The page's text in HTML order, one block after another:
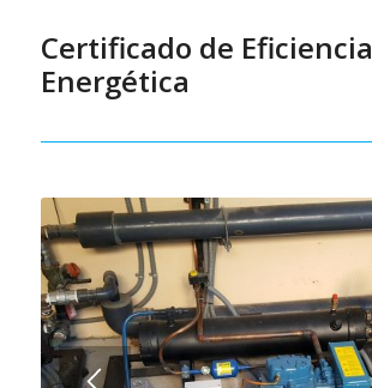
Certificado de Eficiencia
Energética